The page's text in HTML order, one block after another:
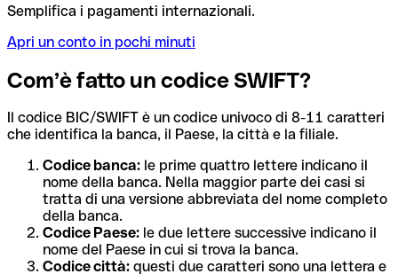
Semplifica i pagamenti internazionali.
Apri un conto in pochi minuti
Com’è fatto un codice SWIFT?
Il codice BIC/SWIFT è un codice univoco di 8-11 caratteri
che identifica la banca, il Paese, la città e la filiale.
Codice banca: le prime quattro lettere indicano il
nome della banca. Nella maggior parte dei casi si
tratta di una versione abbreviata del nome completo
della banca.
Codice Paese: le due lettere successive indicano il
nome del Paese in cui si trova la banca.
Codice città: questi due caratteri sono una lettera e